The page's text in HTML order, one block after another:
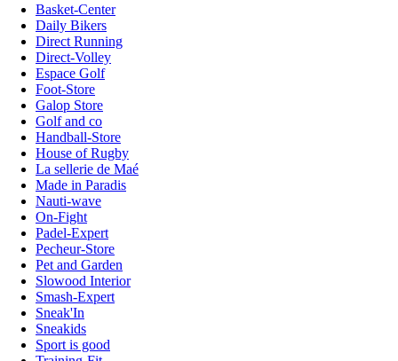
Basket-Center
Daily Bikers
Direct Running
Direct-Volley
Espace Golf
Foot-Store
Galop Store
Golf and co
Handball-Store
House of Rugby
La sellerie de Maé
Made in Paradis
Nauti-wave
On-Fight
Padel-Expert
Pecheur-Store
Pet and Garden
Slowood Interior
Smash-Expert
Sneak'In
Sneakids
Sport is good